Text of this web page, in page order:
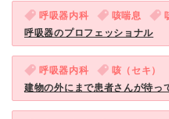
呼吸器内科 咳喘息
呼吸器のプロフェッショナル
呼吸器内科 咳（セキ）
建物の外にまで患者さんが待っ